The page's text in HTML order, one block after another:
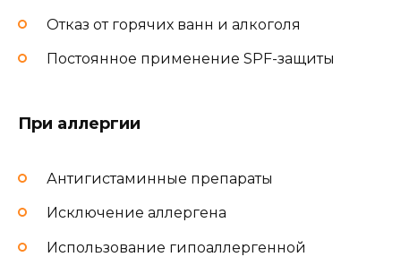
Отказ от горячих ванн и алкоголя
Постоянное применение SPF-защиты
При аллергии
Антигистаминные препараты
Исключение аллергена
Использование гипоаллергенной